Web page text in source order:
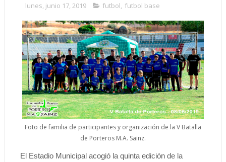
lunes, junio 17, 2019 futbol, futbol base
Foto de familia de participantes y organización de la V Batalla
de Porteros M.A. Sainz.
El Estadio Municipal acogió la quinta edición de la